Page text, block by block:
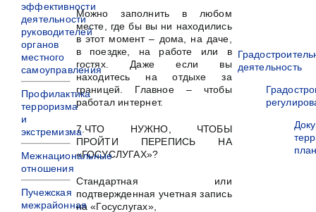
Можно заполнить в любом
месте, где бы вы ни находились
в этот момент – дома, на даче,
в поездке, на работе или в
гостях. Даже если вы
находитесь на отдыхе за
границей. Главное – чтобы
работал интернет.
7.ЧТО НУЖНО, ЧТОБЫ
ПРОЙТИ ПЕРЕПИСЬ НА
«ГОСУСЛУГАХ»?
Стандартная или
подтвержденная учетная запись
на «Госуслугах»,
эффективности
деятельности
руководителей
органов
местного
самоуправления
Профилактика
терроризма
и
экстремизма
Межнациональные
отношения
Пучежская
межрайонная
деятельность